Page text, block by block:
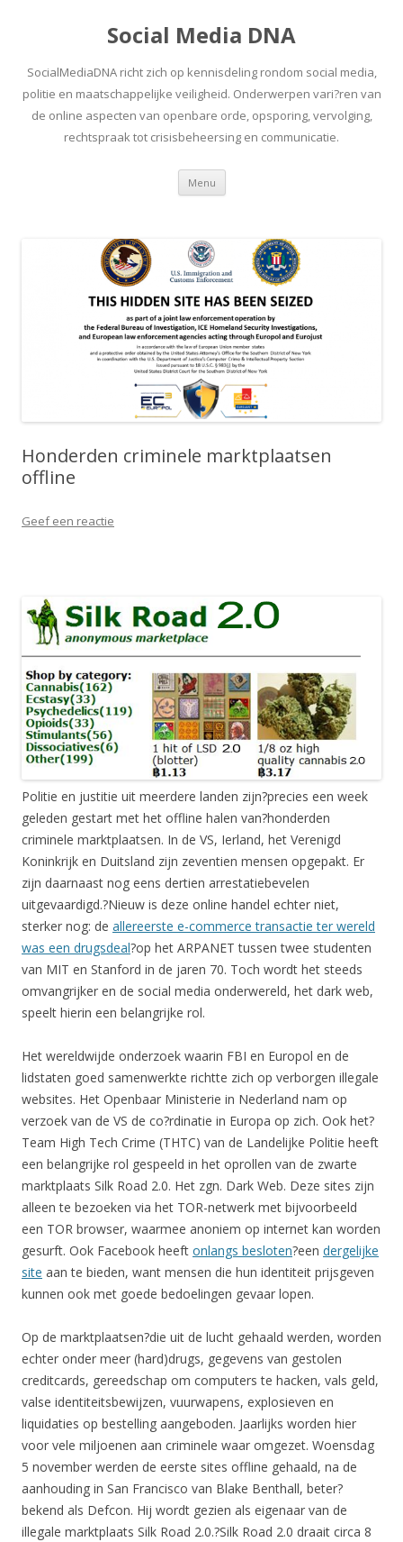
Social Media DNA
SocialMediaDNA richt zich op kennisdeling rondom social media,
politie en maatschappelijke veiligheid. Onderwerpen vari?ren van
de online aspecten van openbare orde, opsporing, vervolging,
rechtspraak tot crisisbeheersing en communicatie.
Menu Spring
inhoud
Honderden criminele marktplaatsen
offline
Geef een reactie
Politie en justitie uit meerdere landen zijn?precies een week
geleden gestart met het offline halen van?honderden
criminele marktplaatsen. In de VS, Ierland, het Verenigd
Koninkrijk en Duitsland zijn zeventien mensen opgepakt. Er
zijn daarnaast nog eens dertien arrestatiebevelen
uitgevaardigd.?Nieuw is deze online handel echter niet,
sterker nog: de allereerste e-commerce transactie ter wereld
was een drugsdeal?op het ARPANET tussen twee studenten
van MIT en Stanford in de jaren 70. Toch wordt het steeds
omvangrijker en de social media onderwereld, het dark web,
speelt hierin een belangrijke rol.
Het wereldwijde onderzoek waarin FBI en Europol en de
lidstaten goed samenwerkte richtte zich op verborgen illegale
websites. Het Openbaar Ministerie in Nederland nam op
verzoek van de VS de co?rdinatie in Europa op zich. Ook het?
Team High Tech Crime (THTC) van de Landelijke Politie heeft
een belangrijke rol gespeeld in het oprollen van de zwarte
marktplaats Silk Road 2.0. Het zgn. Dark Web. Deze sites zijn
alleen te bezoeken via het TOR-netwerk met bijvoorbeeld
een TOR browser, waarmee anoniem op internet kan worden
gesurft. Ook Facebook heeft onlangs besloten?een dergelijke
site aan te bieden, want mensen die hun identiteit prijsgeven
kunnen ook met goede bedoelingen gevaar lopen.
Op de marktplaatsen?die uit de lucht gehaald werden, worden
echter onder meer (hard)drugs, gegevens van gestolen
creditcards, gereedschap om computers te hacken, vals geld,
valse identiteitsbewijzen, vuurwapens, explosieven en
liquidaties op bestelling aangeboden. Jaarlijks worden hier
voor vele miljoenen aan criminele waar omgezet. Woensdag
5 november werden de eerste sites offline gehaald, na de
aanhouding in San Francisco van Blake Benthall, beter?
bekend als Defcon. Hij wordt gezien als eigenaar van de
illegale marktplaats Silk Road 2.0.?Silk Road 2.0 draait circa 8